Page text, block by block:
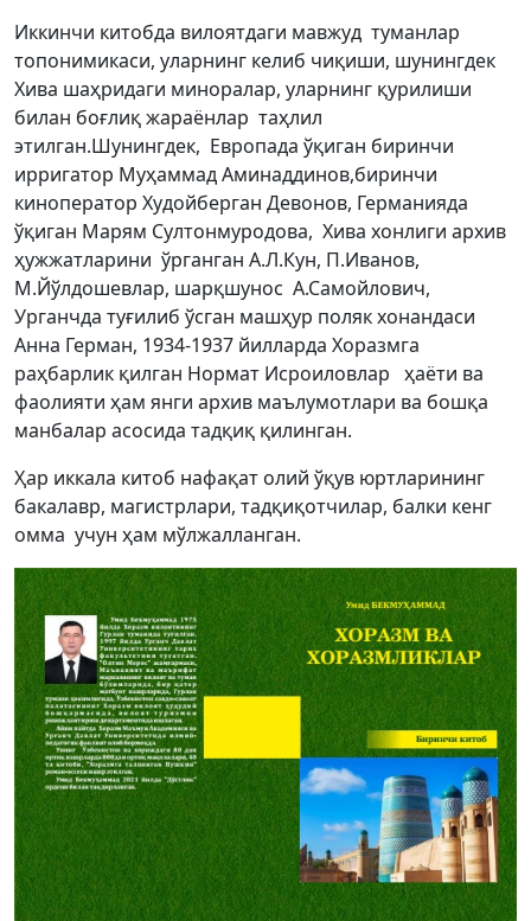
Иккинчи китобда вилоятдаги мавжуд туманлар
топонимикаси, уларнинг келиб чиқиши, шунингдек
Хива шаҳридаги миноралар, уларнинг қурилиши
билан боғлиқ жараёнлар таҳлил
этилган.Шунингдек, Европада ўқиган биринчи
ирригатор Муҳаммад Аминаддинов,биринчи
киноператор Худойберган Девонов, Германияда
ўқиган Марям Султонмуродова, Хива хонлиги архив
ҳужжатларини ўрганган А.Л.Кун, П.Иванов,
М.Йўлдошевлар, шарқшунос А.Самойлович,
Урганчда туғилиб ўсган машҳур поляк хонандаси
Анна Герман, 1934-1937 йилларда Хоразмга
раҳбарлик қилган Нормат Исроиловлар ҳаёти ва
фаолияти ҳам янги архив маълумотлари ва бошқа
манбалар асосида тадқиқ қилинган.
Ҳар иккала китоб нафақат олий ўқув юртларининг
бакалавр, магистрлари, тадқиқотчилар, балки кенг
омма учун ҳам мўлжалланган.